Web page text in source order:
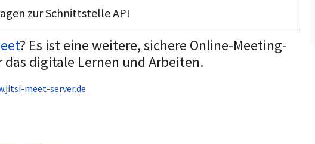
zur Schnittstelle API
? Es ist eine weitere, sichere Online-Meeting-
digitale Lernen und Arbeiten.
meet-server.de